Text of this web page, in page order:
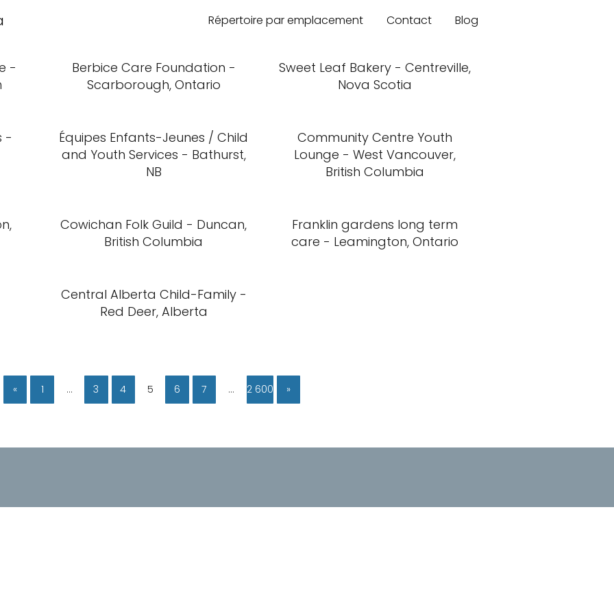
Répertoire par emplacement Contact Blog
-
Berbice Care Foundation -
Scarborough, Ontario
Sweet Leaf Bakery - Centreville,
Nova Scotia
-
Équipes Enfants-Jeunes / Child
and Youth Services - Bathurst,
NB
Community Centre Youth
Lounge - West Vancouver,
British Columbia
Cowichan Folk Guild - Duncan,
British Columbia
Franklin gardens long term
care - Leamington, Ontario
Central Alberta Child-Family -
Red Deer, Alberta
« 1 … 3 4 5 6 7 … 2 600 »